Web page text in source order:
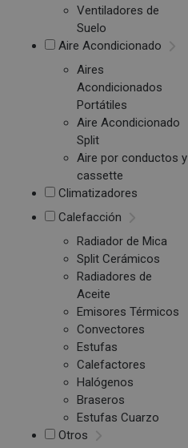
Ventiladores de
Suelo
Aire Acondicionado
Aires
Acondicionados
Portátiles
Aire Acondicionado
Split
Aire por conductos y
cassette
Climatizadores
Calefacción
Radiador de Mica
Split Cerámicos
Radiadores de
Aceite
Emisores Térmicos
Convectores
Estufas
Calefactores
Halógenos
Braseros
Estufas Cuarzo
Otros